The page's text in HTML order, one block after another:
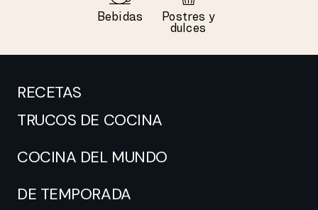
Bebidas
Postres y
dulces
RECETAS
TRUCOS DE COCINA
COCINA DEL MUNDO
DE TEMPORADA